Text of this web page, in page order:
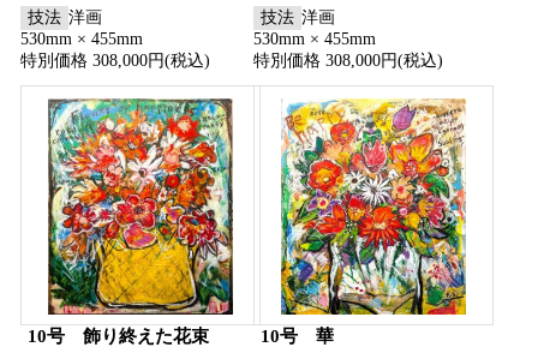
技法 洋画
530mm × 455mm
特別価格 308,000円(税込)
技法 洋画
530mm × 455mm
特別価格 308,000円(税込)
10号 飾り終えた花束 10号 華